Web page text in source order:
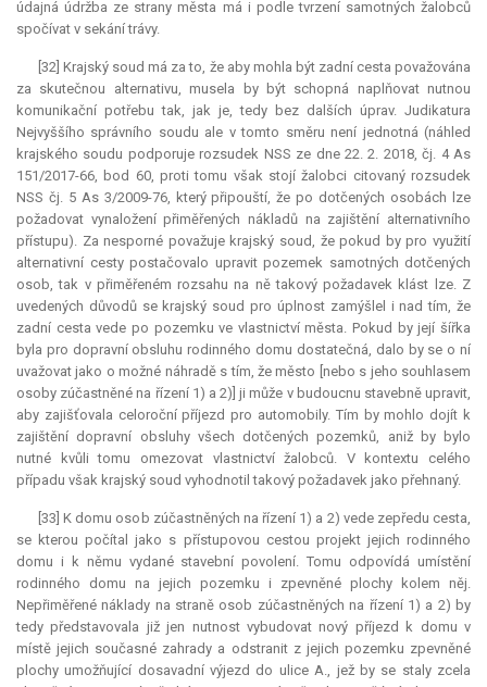
údajná údržba ze strany města má i podle tvrzení samotných žalobců
spočívat v sekání trávy.
[32] Krajský soud má za to, že aby mohla být zadní cesta považována
za skutečnou alternativu, musela by být schopná naplňovat nutnou
komunikační potřebu tak, jak je, tedy bez dalších úprav. Judikatura
Nejvyššího správního soudu ale v tomto směru není jednotná (náhled
krajského soudu podporuje rozsudek NSS ze dne 22. 2. 2018, čj. 4 As
151/2017-66, bod 60, proti tomu však stojí žalobci citovaný rozsudek
NSS čj. 5 As 3/2009-76, který připouští, že po dotčených osobách lze
požadovat vynaložení přiměřených nákladů na zajištění alternativního
přístupu). Za nesporné považuje krajský soud, že pokud by pro využití
alternativní cesty postačovalo upravit pozemek samotných dotčených
osob, tak v přiměřeném rozsahu na ně takový požadavek klást lze. Z
uvedených důvodů se krajský soud pro úplnost zamýšlel i nad tím, že
zadní cesta vede po pozemku ve vlastnictví města. Pokud by její šířka
byla pro dopravní obsluhu rodinného domu dostatečná, dalo by se o ní
uvažovat jako o možné náhradě s tím, že město [nebo s jeho souhlasem
osoby zúčastněné na řízení 1) a 2)] ji může v budoucnu stavebně upravit,
aby zajišťovala celoroční příjezd pro automobily. Tím by mohlo dojít k
zajištění dopravní obsluhy všech dotčených pozemků, aniž by bylo
nutné kvůli tomu omezovat vlastnictví žalobců. V kontextu celého
případu však krajský soud vyhodnotil takový požadavek jako přehnaný.
[33] K domu osob zúčastněných na řízení 1) a 2) vede zepředu cesta,
se kterou počítal jako s přístupovou cestou projekt jejich rodinného
domu i k němu vydané stavební povolení. Tomu odpovídá umístění
rodinného domu na jejich pozemku i zpevněné plochy kolem něj.
Nepřiměřené náklady na straně osob zúčastněných na řízení 1) a 2) by
tedy představovala již jen nutnost vybudovat nový příjezd k domu v
místě jejich současné zahrady a odstranit z jejich pozemku zpevněné
plochy umožňující dosavadní výjezd do ulice A., jež by se staly zcela